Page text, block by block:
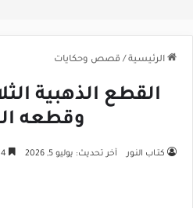
الرئيسية / قصص وحكايات
القطع الذهبية
وقطعه
كتـاب النـور آخر تحديث: يوليو 5, 2026